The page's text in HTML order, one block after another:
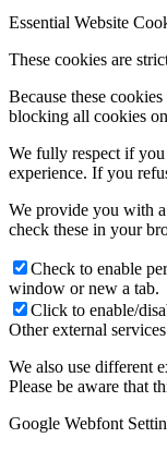
Essential Website
These cookies are
Because these
blocking all cookies
We fully respect if
experience. If you
We provide you with
check these in your
Check to enable
window or new a tab.
Click to enable/
Other external services
We also use different
Please be aware that
Google Webfont